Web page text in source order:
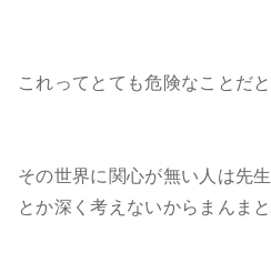
これってとても危険なことだ
その世界に関心が無い人は先
とか深く考えないからまんま